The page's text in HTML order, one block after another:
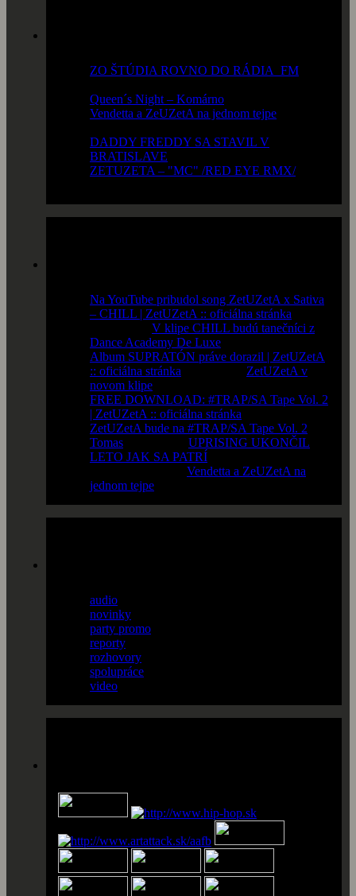
ZO ŠTÚDIA ROVNO DO RÁDIA_FM
Queen´s Night – Komárno
Vendetta a ZeUZetA na jednom tejpe
DADDY FREDDY SA STAVIL V
BRATISLAVE
ZETUZETA – "MC" /RED EYE RMX/-
Na YouTube pribudol song ZetUZetA x Sativa
– CHILL | ZetUZetA :: oficiálna stránka
V klipe CHILL budú tanečníci z
Dance Academy De Luxe
Album SUPRATÓN práve dorazil | ZetUZetA
:: oficiálna stránka
ZetUZetA v
novom klipe
FREE DOWNLOAD: #TRAP/SA Tape Vol. 2
| ZetUZetA :: oficiálna stránka
ZetUZetA bude na #TRAP/SA Tape Vol. 2
Tomas
UPRISING UKONČIL
LETO JAK SA PATRÍ
Vendetta a ZeUZetA na
jednom tejpe
audio
novinky
party promo
reporty
rozhovory
spolupráce
video